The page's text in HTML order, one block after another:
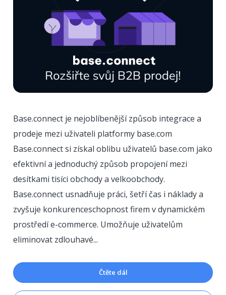
Base.connect je nejoblíbenější způsob integrace a
prodeje mezi uživateli platformy base.com
Base.connect si získal oblibu uživatelů base.com jako
efektivní a jednoduchý způsob propojení mezi
desítkami tisíci obchody a velkoobchody.
Base.connect usnadňuje práci, šetří čas i náklady a
zvyšuje konkurenceschopnost firem v dynamickém
prostředí e-commerce. Umožňuje uživatelům
eliminovat zdlouhavé...
Čtěte dál